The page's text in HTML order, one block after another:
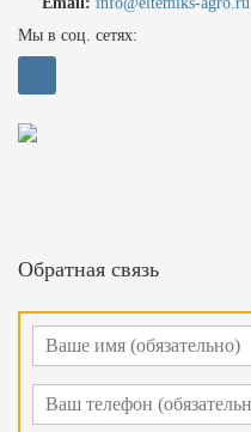
Мы в соц. сетях:
Обратная связь